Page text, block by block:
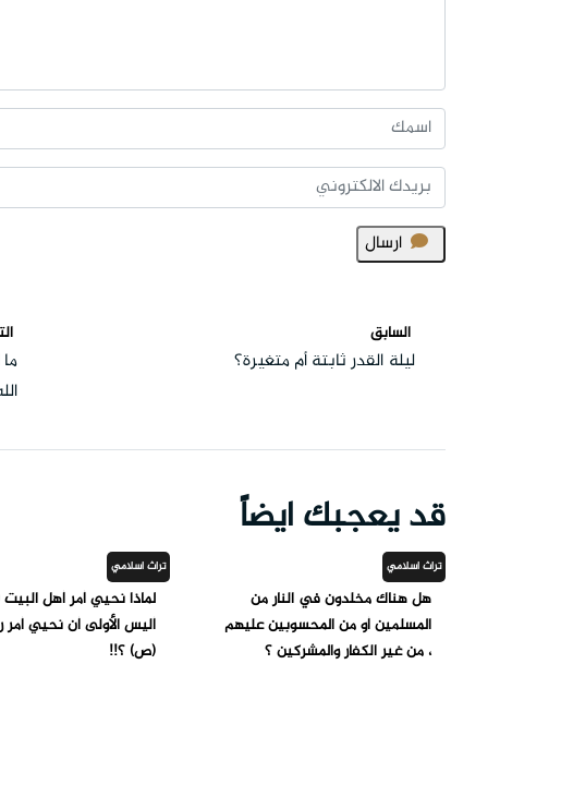
ارسال
السابق
ليلة القدر ثابتة أم متغيرة؟
قد يعجبك ايضاً
تراث اسلامي
هل هناك مخلدون في النار من
المسلمين أو من المحسوبين عليهم
، من غير الكفار والمشركين ؟
تراث اسلامي
لماذا نحيي أمر أهل
أليس الأولى أن نحيي أمر
(ص) ؟!!